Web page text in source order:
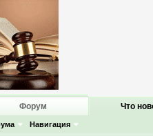
Форум
Навигация
Что